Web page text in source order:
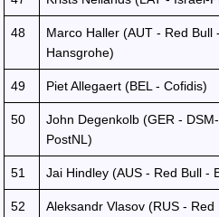
48
Marco Haller (AUT - Red Bull
Hansgrohe)
49 Piet Allegaert (BEL - Cofidis)
50
John Degenkolb (GER -
PostNL)
51 Jai Hindley (AUS - Red Bull -
52
Aleksandr Vlasov (RUS - Red